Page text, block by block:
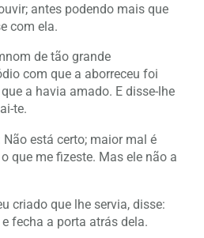
antes podendo mais que
com ela.
de tão grande
com que a aborreceu foi
a havia amado. E disse-lhe
te.
Não está certo; maior mal é
que me fizeste. Mas ele não a
criado que lhe servia, disse:
fecha a porta atrás dela.